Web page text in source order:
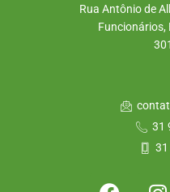
Rua Antônio de
Funcionários,
31
31